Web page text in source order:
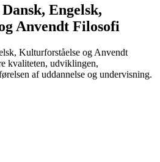
Engelsk,
Anvendt Filosofi
Kulturforståelse og Anvendt
kvaliteten, udviklingen,
af uddannelse og undervisning.